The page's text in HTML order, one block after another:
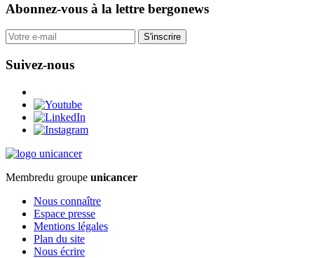
Abonnez-vous à la lettre bergonews
S'inscrire
Suivez-nous
Membredu groupe unicancer
Nous connaître
Espace presse
Mentions légales
Plan du site
Nous écrire